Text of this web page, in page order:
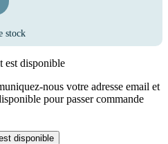
stock
est disponible
nous votre adresse email et
pour passer commande
disponible